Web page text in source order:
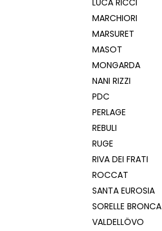
LUCA RICCI
MARCHIORI
MARSURET
MASOT
MONGARDA
NANI RIZZI
PDC
PERLAGE
REBULI
RUGE
RIVA DEI FRATI
ROCCAT
SANTA EUROSIA
SORELLE BRONCA
VALDELLÖVO